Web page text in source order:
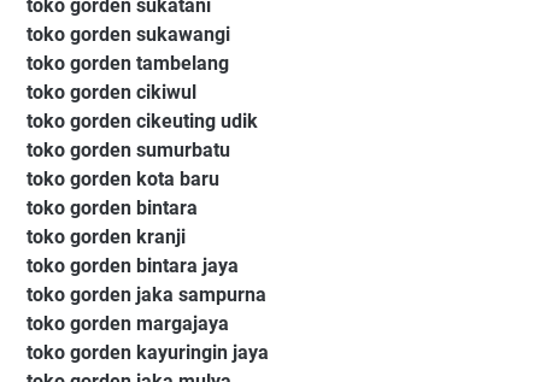
toko gorden sukatani
toko gorden sukawangi
toko gorden tambelang
toko gorden cikiwul
toko gorden cikeuting udik
toko gorden sumurbatu
toko gorden kota baru
toko gorden bintara
toko gorden kranji
toko gorden bintara jaya
toko gorden jaka sampurna
toko gorden margajaya
toko gorden kayuringin jaya